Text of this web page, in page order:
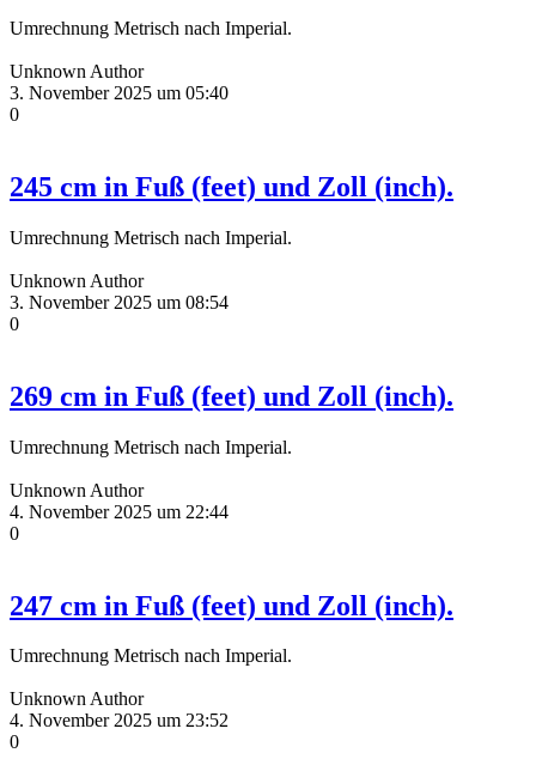
Umrechnung Metrisch nach Imperial.
Unknown Author
3. November 2025 um 05:40
0
245 cm in Fuß (feet) und Zoll (inch).
Umrechnung Metrisch nach Imperial.
Unknown Author
3. November 2025 um 08:54
0
269 cm in Fuß (feet) und Zoll (inch).
Umrechnung Metrisch nach Imperial.
Unknown Author
4. November 2025 um 22:44
0
247 cm in Fuß (feet) und Zoll (inch).
Umrechnung Metrisch nach Imperial.
Unknown Author
4. November 2025 um 23:52
0